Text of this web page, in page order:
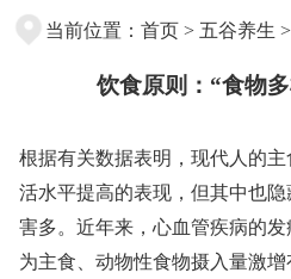
当前位置： 首页> 五谷养生
饮食原则：“食物
根据有关数据表明，现代人的
活水平提高的表现，但其中也
害多。近年来，心血管疾病的
为主食、动物性食物摄入量激